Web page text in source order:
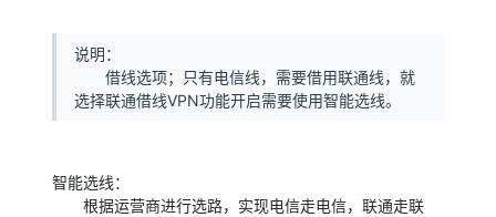
说明：
借线选项；只有电信线，需要借用联通线，就
选择联通借线VPN功能开启需要使用智能选线。
智能选线：
根据运营商进行选路，实现电信走电信，联通走联